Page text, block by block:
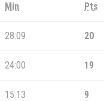
Min Pts
28:09 20
24:00 19
15:13 9